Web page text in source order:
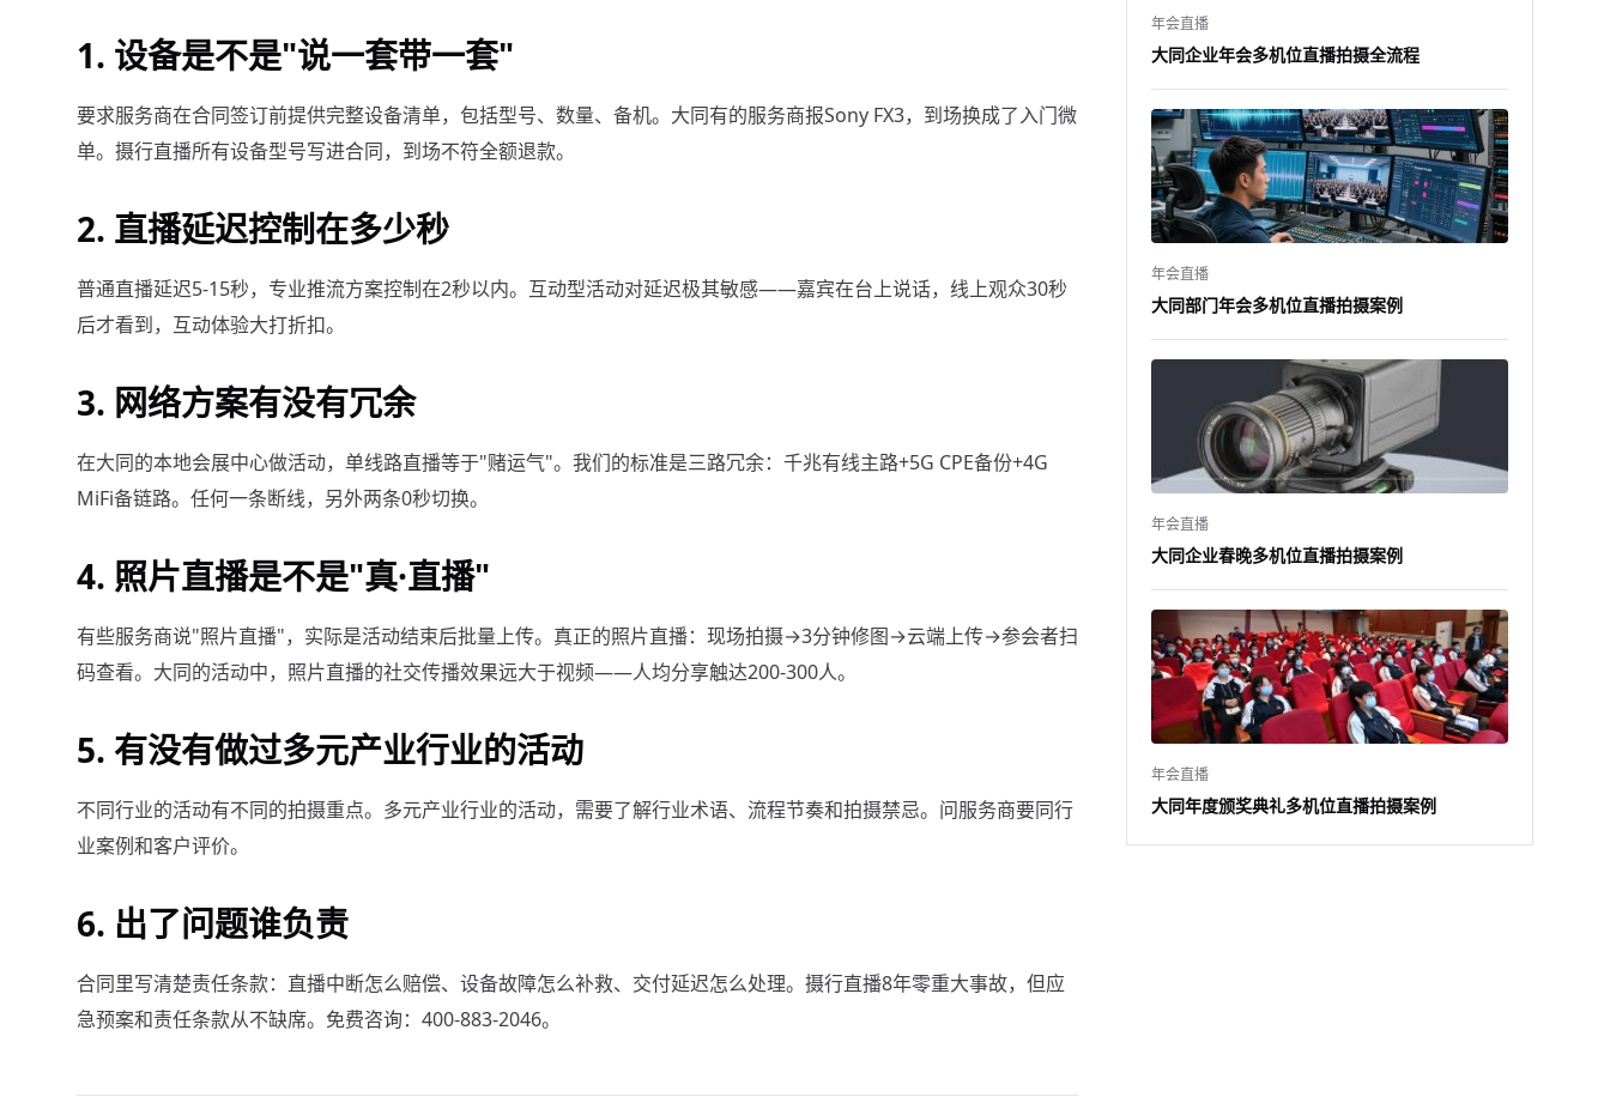
1. 设备是不是"说一套带一套"
要求服务商在合同签订前提供完整设备清单，包括型号、数量、备机。大同有的服务商报Sony FX3，到场换成了入门微
单。摄行直播所有设备型号写进合同，到场不符全额退款。
2. 直播延迟控制在多少秒
普通直播延迟5-15秒，专业推流方案控制在2秒以内。互动型活动对延迟极其敏感——嘉宾在台上说话，线上观众30秒
后才看到，互动体验大打折扣。
3. 网络方案有没有冗余
在大同的本地会展中心做活动，单线路直播等于"赌运气"。我们的标准是三路冗余：千兆有线主路+5G CPE备份+4G
MiFi备链路。任何一条断线，另外两条0秒切换。
4. 照片直播是不是"真·直播"
有些服务商说"照片直播"，实际是活动结束后批量上传。真正的照片直播：现场拍摄→3分钟修图→云端上传→参会者扫
码查看。大同的活动中，照片直播的社交传播效果远大于视频——人均分享触达200-300人。
5. 有没有做过多元产业行业的活动
不同行业的活动有不同的拍摄重点。多元产业行业的活动，需要了解行业术语、流程节奏和拍摄禁忌。问服务商要同行
业案例和客户评价。
6. 出了问题谁负责
合同里写清楚责任条款：直播中断怎么赔偿、设备故障怎么补救、交付延迟怎么处理。摄行直播8年零重大事故，但应
急预案和责任条款从不缺席。免费咨询：400-883-2046。
年会直播
大同企业年会多机位直播拍摄全流程
年会直播
大同部门年会多机位直播拍摄案例
年会直播
大同企业春晚多机位直播拍摄案例
年会直播
大同年度颁奖典礼多机位直播拍摄案例